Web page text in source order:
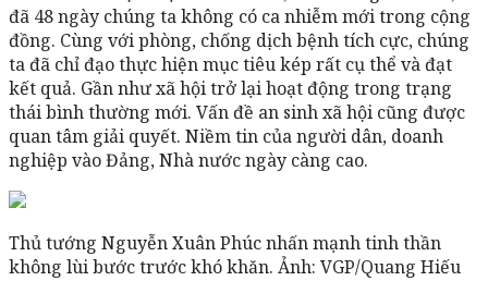
đã 48 ngày chúng ta không có ca nhiễm mới trong cộng
đồng. Cùng với phòng, chống dịch bệnh tích cực, chúng
ta đã chỉ đạo thực hiện mục tiêu kép rất cụ thể và đạt
kết quả. Gần như xã hội trở lại hoạt động trong trạng
thái bình thường mới. Vấn đề an sinh xã hội cũng được
quan tâm giải quyết. Niềm tin của người dân, doanh
nghiệp vào Đảng, Nhà nước ngày càng cao.
Thủ tướng Nguyễn Xuân Phúc nhấn mạnh tinh thần
không lùi bước trước khó khăn. Ảnh: VGP/Quang Hiếu